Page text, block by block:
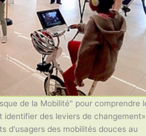
de la Mobilité" pour comprendre
identifier des leviers de changement»
d'usagers des mobilités douces au